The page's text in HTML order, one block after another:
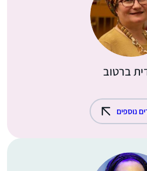
ברטוב
נוספים